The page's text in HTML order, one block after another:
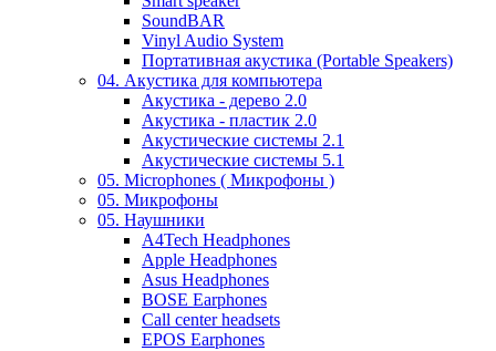
SoundBAR
Vinyl Audio System
Портативная акустика (Portable Speakers)
04. Акустика для компьютера
Акустика - дерево 2.0
Акустика - пластик 2.0
Акустические системы 2.1
Акустические системы 5.1
05. Microphones ( Микрофоны )
05. Микрофоны
05. Наушники
A4Tech Headphones
Apple Headphones
Asus Headphones
BOSE Earphones
Call center headsets
EPOS Earphones